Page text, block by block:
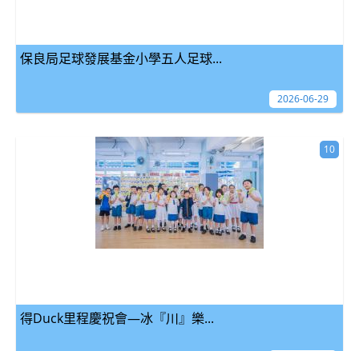
保良局足球發展基金小學五人足球...
2026-06-29
得Duck里程慶祝會—冰『川』樂...
10